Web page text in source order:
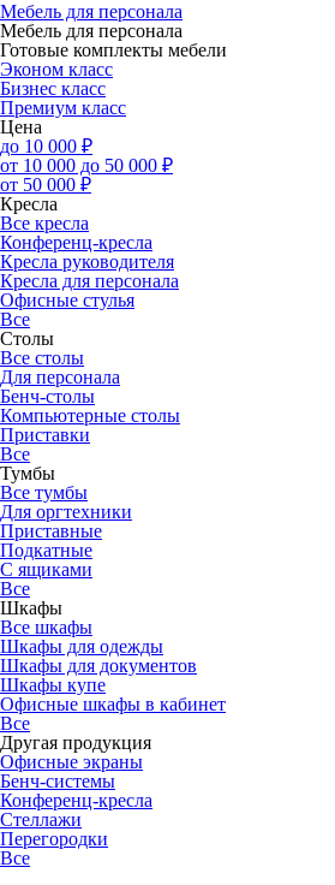
Мебель для персонала
Мебель для персонала
Готовые комплекты мебели
Эконом класс
Бизнес класс
Премиум класс
Цена
до 10 000 ₽
от 10 000 до 50 000 ₽
от 50 000 ₽
Кресла
Все кресла
Конференц-кресла
Кресла руководителя
Кресла для персонала
Офисные стулья
Все
Столы
Все столы
Для персонала
Бенч-столы
Компьютерные столы
Приставки
Все
Тумбы
Все тумбы
Для оргтехники
Приставные
Подкатные
С ящиками
Все
Шкафы
Все шкафы
Шкафы для одежды
Шкафы для документов
Шкафы купе
Офисные шкафы в кабинет
Все
Другая продукция
Офисные экраны
Бенч-системы
Конференц-кресла
Стеллажи
Перегородки
Все